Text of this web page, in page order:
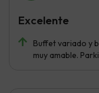
Buffet variado y
muy amable.
Excelente